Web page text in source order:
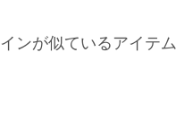
ンが似ているアイテム